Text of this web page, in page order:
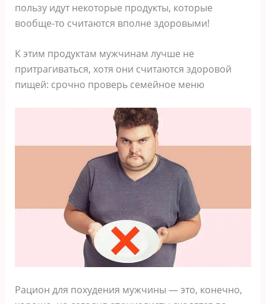
пользу идут некоторые продукты, которые
вообще-то считаются вполне здоровыми!
К этим продуктам мужчинам лучше не
притрагиваться, хотя они считаются здоровой
пищей: срочно проверь семейное меню
Рацион для похудения мужчины — это, конечно,